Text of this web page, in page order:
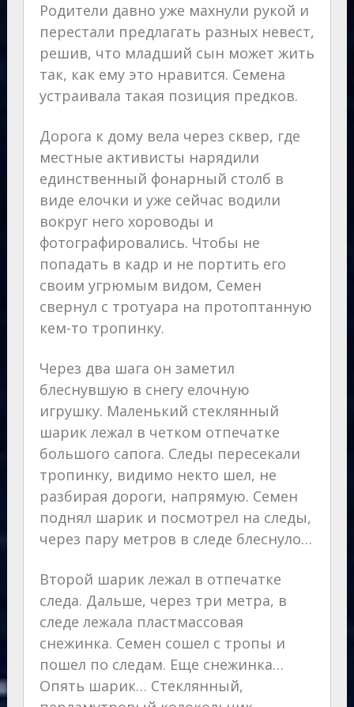
Родители давно уже махнули рукой и
перестали предлагать разных невест,
решив, что младший сын может жить
так, как ему это нравится. Семена
устраивала такая позиция предков.
Дорога к дому вела через сквер, где
местные активисты нарядили
единственный фонарный столб в
виде елочки и уже сейчас водили
вокруг него хороводы и
фотографировались. Чтобы не
попадать в кадр и не портить его
своим угрюмым видом, Семен
свернул с тротуара на протоптанную
кем-то тропинку.
Через два шага он заметил
блеснувшую в снегу елочную
игрушку. Маленький стеклянный
шарик лежал в четком отпечатке
большого сапога. Следы пересекали
тропинку, видимо некто шел, не
разбирая дороги, напрямую. Семен
поднял шарик и посмотрел на следы,
через пару метров в следе блеснуло…
Второй шарик лежал в отпечатке
следа. Дальше, через три метра, в
следе лежала пластмассовая
снежинка. Семен сошел с тропы и
пошел по следам. Еще снежинка…
Опять шарик… Стеклянный,